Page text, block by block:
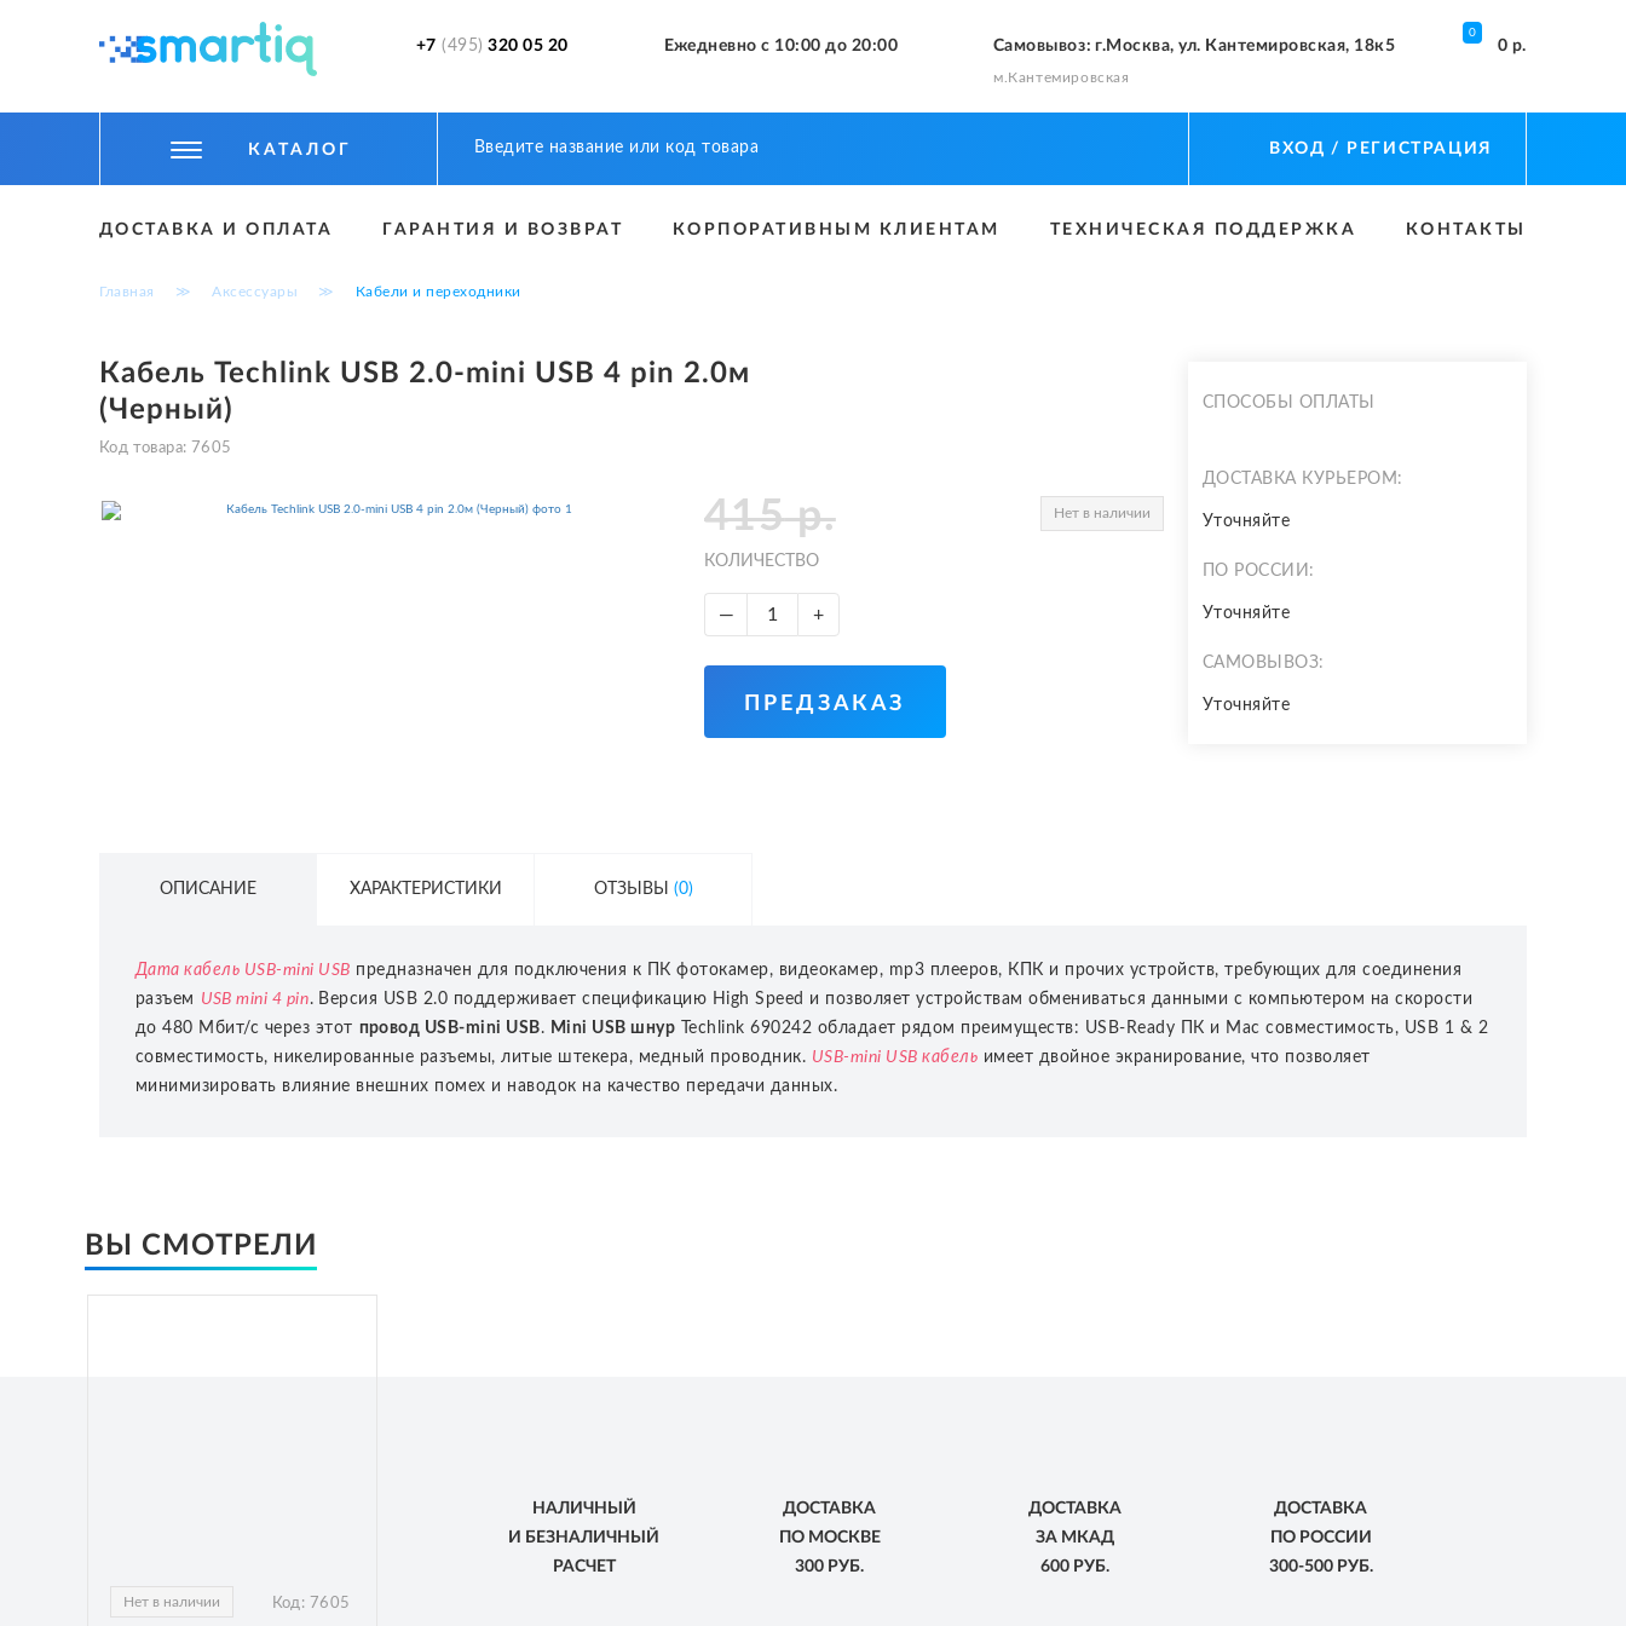
+7 (495) 320 05 20 Ежедневно с 10:00 до 20:00 Самовывоз: г.Москва, ул. Кантемировская, 18к5
м.Кантемировская
0
0 р.
КАТАЛОГ
ТОВАРЫ ДЛЯ АВТО
АКСЕССУАРЫ
РАСПРОДАЖА
ВХОД/ РЕГИСТРАЦИЯ
ДОСТАВКА И ОПЛАТА ГАРАНТИЯ И ВОЗВРАТ КОРПОРАТИВНЫМ КЛИЕНТАМ ТЕХНИЧЕСКАЯ ПОДДЕРЖКА КОНТАКТЫ
Главная ≫ Аксессуары ≫ Кабели и переходники
Кабель Techlink USB 2.0-mini USB 4 pin 2.0м
(Черный)
Код товара: 7605
415р. Нет в наличии
КОЛИЧЕСТВО
— +
ПРЕДЗАКАЗ
СПОСОБЫ ОПЛАТЫ
ДОСТАВКА КУРЬЕРОМ:
Уточняйте
ПО РОССИИ:
Уточняйте
САМОВЫВОЗ:
Уточняйте
ОПИСАНИЕ ХАРАКТЕРИСТИКИ ОТЗЫВЫ (0)
Дата кабель USB-mini USB предназначен для подключения к ПК фотокамер, видеокамер, mp3 плееров, КПК и прочих устройств, требующих для соединения
разъем USB mini 4 pin. Версия USB 2.0 поддерживает спецификацию High Speed и позволяет устройствам обмениваться данными с компьютером на скорости
до 480 Мбит/с через этот провод USB-mini USB. Mini USB шнур Techlink 690242 обладает рядом преимуществ: USB-Ready ПК и Mac совместимость, USB 1 & 2
совместимость, никелированные разъемы, литые штекера, медный проводник. USB-mini USB кабель имеет двойное экранирование, что позволяет
минимизировать влияние внешних помех и наводок на качество передачи данных.
ВЫ СМОТРЕЛИ
Нет в наличии Код: 7605
НАЛИЧНЫЙ
И БЕЗНАЛИЧНЫЙ
РАСЧЕТ
ДОСТАВКА
ПО МОСКВЕ
300 РУБ.
ДОСТАВКА
ЗА МКАД
600 РУБ.
ДОСТАВКА
ПО РОССИИ
300-500 РУБ.